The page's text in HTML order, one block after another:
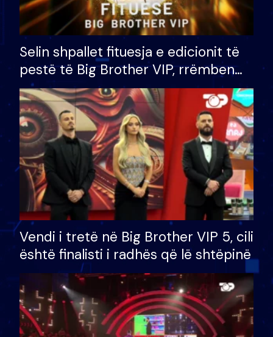
Selin shpallet fituesja e edicionit të
pestë të Big Brother VIP, rrëmben
çmimin e madh prej 100 mijë eurosh
Vendi i tretë në Big Brother VIP 5, cili
është finalisti i radhës që lë shtëpinë